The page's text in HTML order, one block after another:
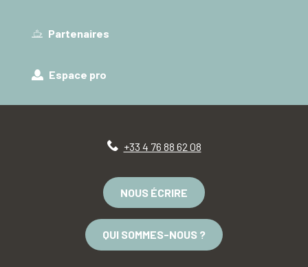
Partenaires
Espace pro
+33 4 76 88 62 08
NOUS ÉCRIRE
QUI SOMMES-NOUS ?